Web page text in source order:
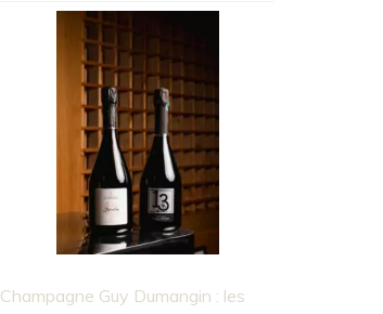
Champagne Guy Dumangin : les